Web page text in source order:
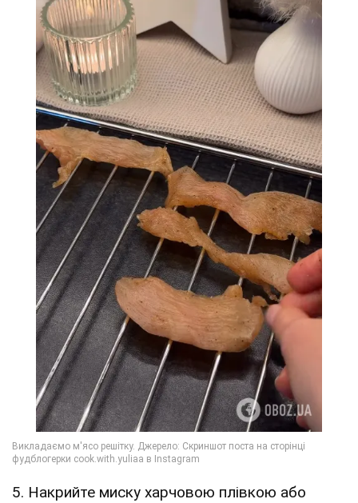
5. Накрийте миску харчовою плівкою або